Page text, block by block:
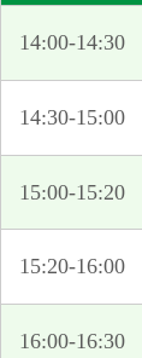
14:00-14:30
14:30-15:00
15:00-15:20
15:20-16:00
16:00-16:30
浙